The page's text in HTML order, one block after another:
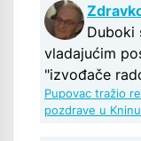
Duboki
vladajućim
"izvođače
Pupovac tražio
pozdrave u Kninu